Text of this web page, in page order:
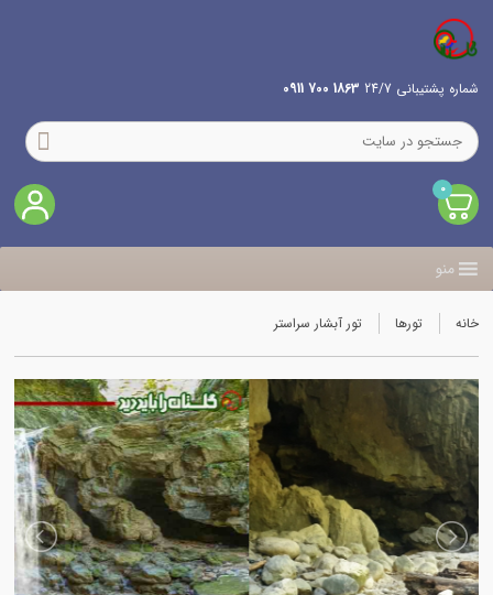
شماره پشتیبانی 24/7 1863 700 0911
0
منو
خانه تورها تور آبشار سراستر